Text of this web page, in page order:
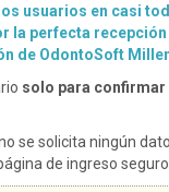
usuarios en casi
la perfecta
de OdontoSoft
solo para
se solicita ningún
de ingreso